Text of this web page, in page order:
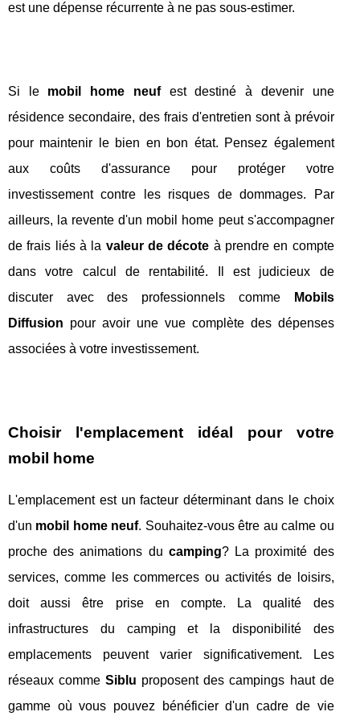
est une dépense récurrente à ne pas sous-estimer.
Si le mobil home neufest destiné à devenir une
résidence secondaire, des frais d'entretien sont à prévoir
pour maintenir le bien en bon état. Pensez également
aux coûts d'assurance pour protéger votre
investissement contre les risques de dommages. Par
ailleurs, la revente d'un mobil home peut s'accompagner
de frais liés à la valeur de décote à prendre en compte
dans votre calcul de rentabilité. Il est judicieux de
discuter avec des professionnels comme
Mobils
Diffusion pour avoir une vue complète des dépenses
associées à votre investissement.
Choisir l'emplacement idéal pour votre
mobil home
L'emplacement est un facteur déterminant dans le choix
d'un mobil home neuf. Souhaitez-vous être au calme ou
proche des animations du camping? La proximité des
services, comme les commerces ou activités de loisirs,
doit aussi être prise en compte. La qualité des
infrastructures du camping et la disponibilité des
emplacements peuvent varier significativement. Les
réseaux commeSiblu proposent des campings haut de
gamme où vous pouvez bénéficier d'un cadre de vie